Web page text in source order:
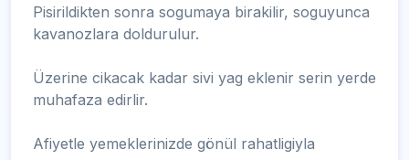
Pisirildikten sonra sogumaya birakilir, soguyunca
kavanozlara doldurulur.
Üzerine cikacak kadar sivi yag eklenir serin yerde
muhafaza edirlir.
Afiyetle yemeklerinizde gönül rahatligiyla